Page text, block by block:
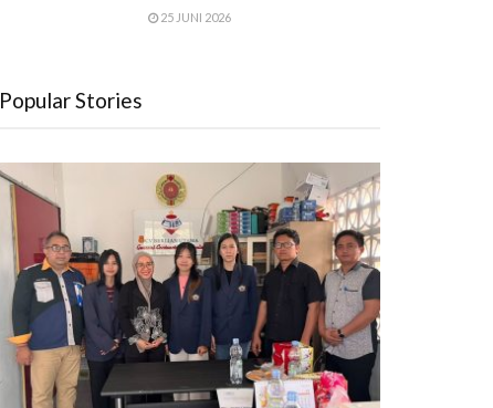
25 JUNI 2026
Popular Stories